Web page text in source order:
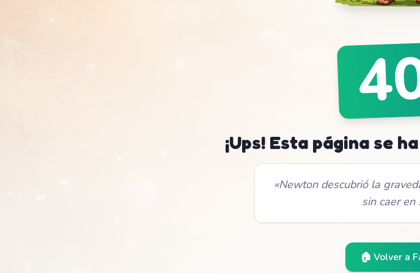
¡Ups! Esta página se
«Newton descubrió la
sin caer en
🏠 Volver a